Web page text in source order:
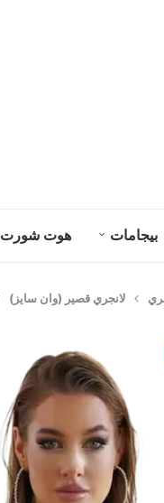
بيجامات هوت شورت
لانجري قصير (وان سايز)